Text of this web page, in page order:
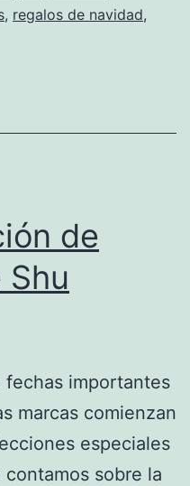
, regalos de navidad,
de
fechas importantes
marcas comienzan
especiales
sobre la